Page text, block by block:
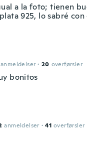
a la foto; tienen
925, lo sabré
anmeldelser · 20 overførsler
bonitos
anmeldelser · 41 overførsler